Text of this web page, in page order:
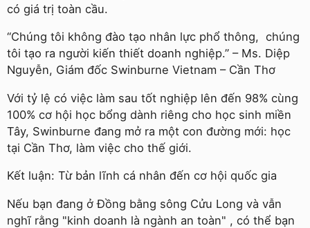
có giá trị toàn cầu.
“Chúng tôi không đào tạo nhân lực phổ thông, chúng
tôi tạo ra người kiến thiết doanh nghiệp.” – Ms. Diệp
Nguyễn, Giám đốc Swinburne Vietnam – Cần Thơ
Với tỷ lệ có việc làm sau tốt nghiệp lên đến 98% cùng
100% cơ hội học bổng dành riêng cho học sinh miền
Tây, Swinburne đang mở ra một con đường mới: học
tại Cần Thơ, làm việc cho thế giới.
Kết luận: Từ bản lĩnh cá nhân đến cơ hội quốc gia
Nếu bạn đang ở Đồng bằng sông Cửu Long và vẫn
nghĩ rằng "kinh doanh là ngành an toàn" , có thể bạn